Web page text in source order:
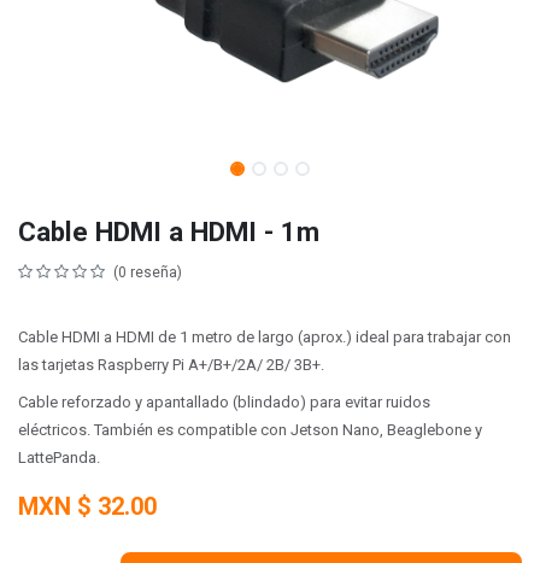
Cable HDMI a HDMI - 1m
(0 reseña)
Cable HDMI a HDMI de 1 metro de largo (aprox.) ideal para trabajar con
las tarjetas Raspberry Pi A+/B+/2A/ 2B/ 3B+.
Cable reforzado y apantallado (blindado) para evitar ruidos
eléctricos. También es compatible con Jetson Nano, Beaglebone y
LattePanda.
MXN $ 32.00